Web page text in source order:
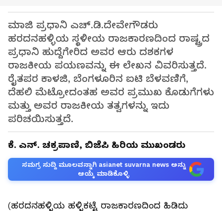
ಮಾಜಿ ಪ್ರಧಾನಿ ಎಚ್.ಡಿ.ದೇವೇಗೌಡರು
ಹರದನಹಳ್ಳಿಯ ಸ್ಥಳೀಯ ರಾಜಕಾರಣದಿಂದ ರಾಷ್ಟ್ರದ
ಪ್ರಧಾನಿ ಹುದ್ದೆಗೇರಿದ ಅವರ ಆರು ದಶಕಗಳ
ರಾಜಕೀಯ ಪಯಣವನ್ನು ಈ ಲೇಖನ ವಿವರಿಸುತ್ತದೆ.
ರೈತಪರ ಕಾಳಜಿ, ಬೆಂಗಳೂರಿನ ಐಟಿ ಬೆಳವಣಿಗೆ,
ದೆಹಲಿ ಮೆಟ್ರೋದಂತಹ ಅವರ ಪ್ರಮುಖ ಕೊಡುಗೆಗಳು
ಮತ್ತು ಅವರ ರಾಜಕೀಯ ತತ್ವಗಳನ್ನು ಇದು
ಪರಿಚಯಿಸುತ್ತದೆ.
ಕೆ. ಎನ್. ಚಕ್ರಪಾಣಿ, ಬಿಜೆಪಿ ಹಿರಿಯ ಮುಖಂಡರು
ಸಮಗ್ರ ಸುದ್ದಿ ಮೂಲವನ್ನಾಗಿ asianet suvarna news ಅನ್ನು
ಆಯ್ಕೆ ಮಾಡಿಕೊಳ್ಳಿ
(ಹರದನಹಳ್ಳಿಯ ಹಳ್ಳಿಕಟ್ಟೆ ರಾಜಕಾರಣದಿಂದ ಹಿಡಿದು